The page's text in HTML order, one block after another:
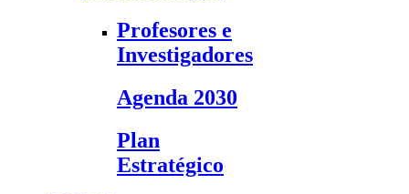
Profesores e
Investigadores
Agenda 2030
Plan
Estratégico